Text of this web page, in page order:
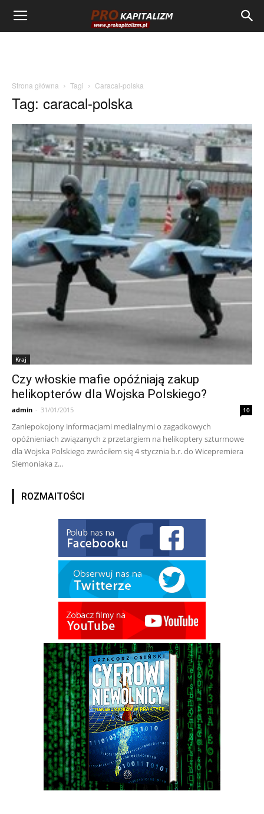
Strona główna Tagi Caracal-polska
Tag: caracal-polska
Kraj
Czy włoskie mafie opóźniają zakup
helikopterów dla Wojska Polskiego?
admin - 31/01/2015 10
Zaniepokojony informacjami medialnymi o zagadkowych
opóźnieniach związanych z przetargiem na helikoptery szturmowe
dla Wojska Polskiego zwróciłem się 4 stycznia b.r. do Wicepremiera
Siemoniaka z...
ROZMAITOŚCI